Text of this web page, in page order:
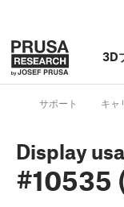
3D
サポート キャ
Display
#10535